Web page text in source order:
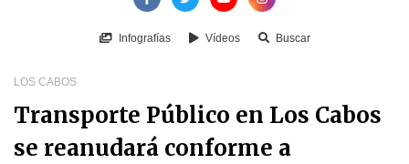
Infografías Vídeos Buscar
LOS CABOS
Transporte Público en Los Cabos
se reanudará conforme a